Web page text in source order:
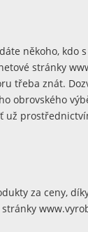
někoho, kdo
stránky
třeba znát.
obrovského
už
za ceny,